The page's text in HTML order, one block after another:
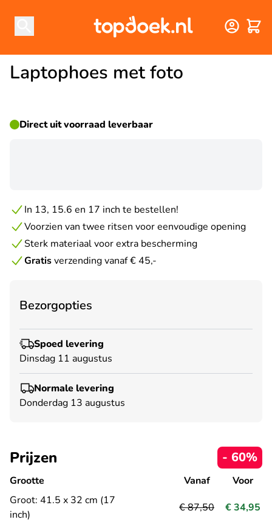
Laptophoes met foto
Direct uit voorraad leverbaar
In 13, 15.6 en 17 inch te bestellen!
Voorzien van twee ritsen voor eenvoudige opening
Sterk materiaal voor extra bescherming
Gratisverzending vanaf € 45,-
Bezorgopties
Spoed levering
Dinsdag 11 augustus
Normale levering
Donderdag 13 augustus
Prijzen - 60%
Grootte
Groot: 41.5 x 32 cm (17
inch)
Vanaf
€ 87,50
Voor
€ 34,95